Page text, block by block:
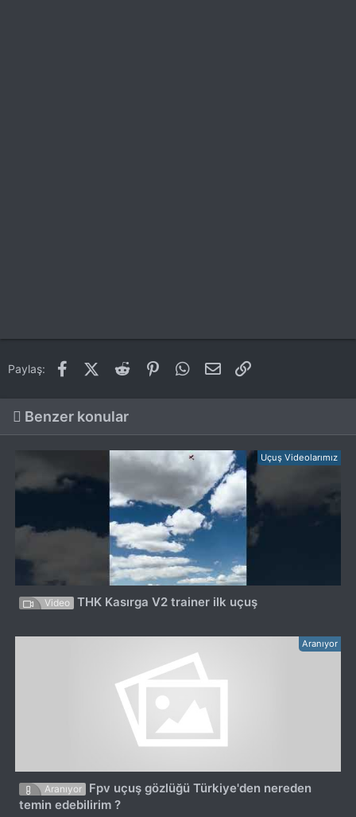
Paylaş: FacebookX (Twitter)
Reddit PinterestWhatsApp
E-posta
Benzer konular
Uçuş Videolarımız
Video THK Kasırga V2 trainer ilk uçuş
Aranıyor
Aranıyor
Fpv uçuş gözlüğü Türkiye'den nereden
temin edebilirim ?